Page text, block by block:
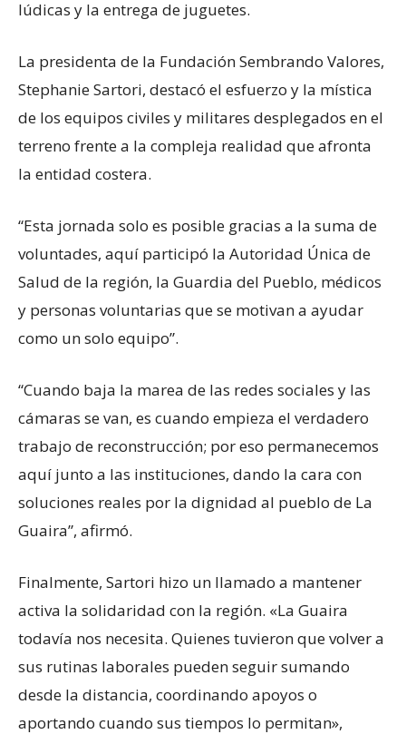
lúdicas y la entrega de juguetes.
La presidenta de la Fundación Sembrando Valores,
Stephanie Sartori, destacó el esfuerzo y la mística
de los equipos civiles y militares desplegados en el
terreno frente a la compleja realidad que afronta
la entidad costera.
“Esta jornada solo es posible gracias a la suma de
voluntades, aquí participó la Autoridad Única de
Salud de la región, la Guardia del Pueblo, médicos
y personas voluntarias que se motivan a ayudar
como un solo equipo”.
“Cuando baja la marea de las redes sociales y las
cámaras se van, es cuando empieza el verdadero
trabajo de reconstrucción; por eso permanecemos
aquí junto a las instituciones, dando la cara con
soluciones reales por la dignidad al pueblo de La
Guaira”, afirmó.
Finalmente, Sartori hizo un llamado a mantener
activa la solidaridad con la región. «La Guaira
todavía nos necesita. Quienes tuvieron que volver a
sus rutinas laborales pueden seguir sumando
desde la distancia, coordinando apoyos o
aportando cuando sus tiempos lo permitan»,